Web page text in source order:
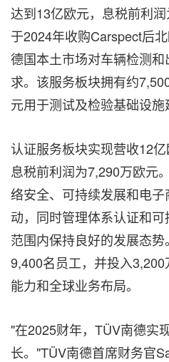
达到13亿欧元，息税前利
于2024年收购Carspect后
德国本土市场对车辆检测
求。该服务板块拥有约
元用于测试及检验基础设施
认证服务板块实现营收12亿
息税前利润为7,290万欧元
络安全、可持续发展和电
动，同时管理体系认证和
范围内保持良好的发展态
9,400名员工，并投入
能力和全球业务布局。
"在2025财年，TÜV南德实
长。"TÜV南德首席财务官